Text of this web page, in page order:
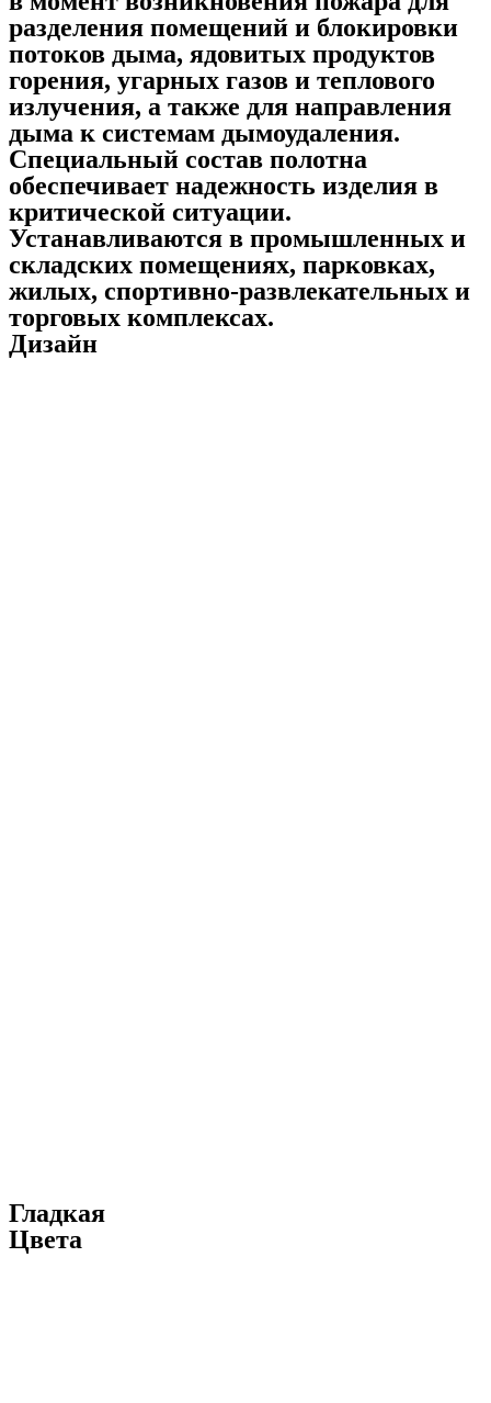
разделения помещений и блокировки
потоков дыма, ядовитых продуктов
горения, угарных газов и теплового
излучения, а также для направления
дыма к системам дымоудаления.
Специальный состав полотна
обеспечивает надежность изделия в
критической ситуации.
Устанавливаются в промышленных и
складских помещениях, парковках,
жилых, спортивно-развлекательных и
торговых комплексах.
Дизайн
Гладкая
Цвета